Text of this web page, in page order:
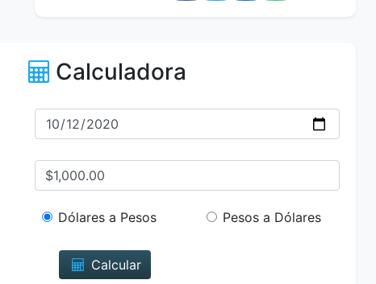
Calculadora
Dólares a Pesos Pesos a Dólares
Calcular